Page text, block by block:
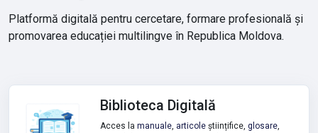
Platformă digitală pentru cercetare, formare profesională și
promovarea educației multilingve în Republica Moldova.
Biblioteca Digitală
Acces la manuale, articole științifice, glosare,